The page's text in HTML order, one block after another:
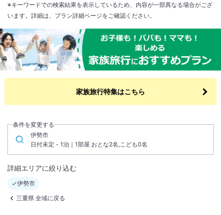
※キーワードでの検索結果を表示しているため、内容が一部異なる場合がござ
います。詳細は、プラン詳細ページをご確認ください。
家族旅行特集はこちら
条件を変更する
伊勢市
日付未定 - 1泊｜1部屋 おとな2名,こども0名
詳細エリアに絞り込む
伊勢市
三重県 全域に戻る